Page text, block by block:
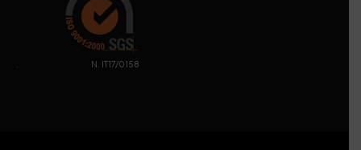
. N. IT17/0158